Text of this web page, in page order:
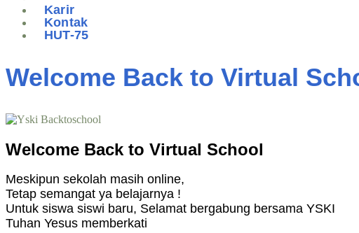
Karir
Kontak
HUT-75
Welcome Back to Virtual
Welcome Back to Virtual School
Meskipun sekolah masih online,
Tetap semangat ya belajarnya !
Untuk siswa siswi baru, Selamat bergabung bersama YSKI
Tuhan Yesus memberkati